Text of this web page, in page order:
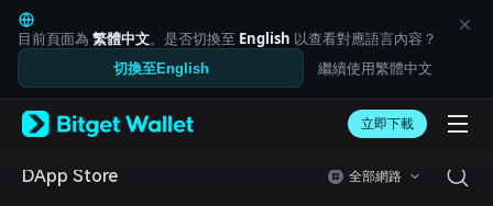
English
日本語
Tiếng Việt
Русский
Español (Latinoamérica)
Türkçe
Français
目前頁面為 繁體中文。是否切換至 English 以查看對應語言內容？
切換至English 繼續使用繁體中文
立即下載
DApp Store 全部網路